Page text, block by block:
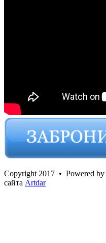
Сopyright 2017 • Powered by
сайта Artdar